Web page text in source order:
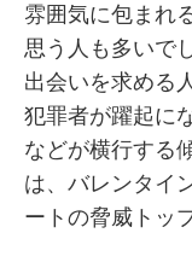
雰囲気に包まれ
思う人も多いで
出会いを求める
犯罪者が躍起に
などが横行する
は、バレンタイ
ートの脅威トッ